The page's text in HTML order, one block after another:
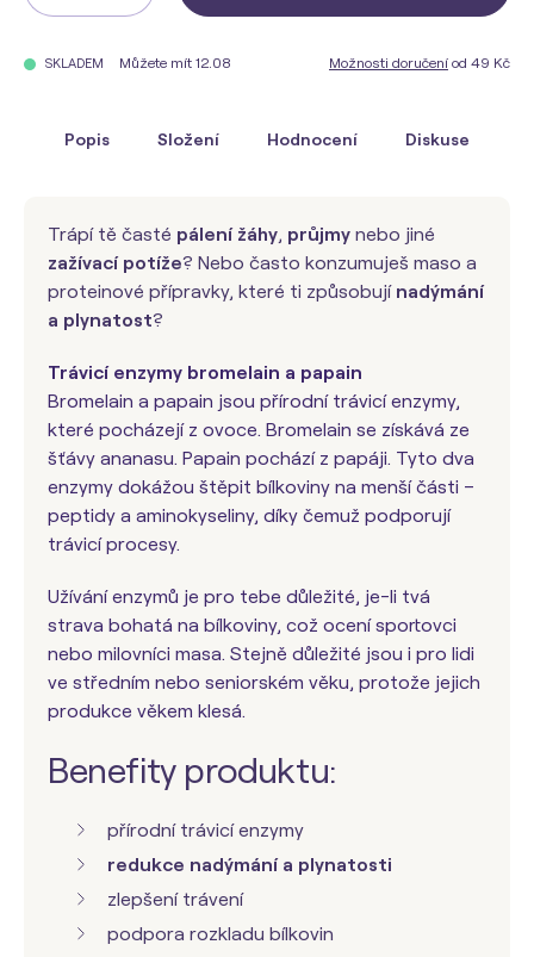
SKLADEM Můžete mít 12.08 Možnosti doručení od 49 Kč
Popis Složení Hodnocení Diskuse
Trápí tě časté pálení žáhy, průjmy nebo jiné
zažívací potíže? Nebo často konzumuješ maso a
proteinové přípravky, které ti způsobují nadýmání
a plynatost?
Trávicí enzymy bromelain a papain
Bromelain a papain jsou přírodní trávicí enzymy,
které pocházejí z ovoce. Bromelain se získává ze
šťávy ananasu. Papain pochází z papáji. Tyto dva
enzymy dokážou štěpit bílkoviny na menší části –
peptidy a aminokyseliny, díky čemuž podporují
trávicí procesy.
Užívání enzymů je pro tebe důležité, je-li tvá
strava bohatá na bílkoviny, což ocení sportovci
nebo milovníci masa. Stejně důležité jsou i pro lidi
ve středním nebo seniorském věku, protože jejich
produkce věkem klesá.
Benefity produktu:
přírodní trávicí enzymy
redukce nadýmání a plynatosti
zlepšení trávení
podpora rozkladu bílkovin